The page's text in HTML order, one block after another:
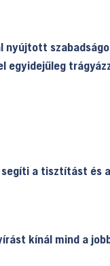
nyújtott
egyidejűleg
a tisztítást és
kínál mind a